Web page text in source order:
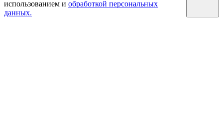
использованием и обработкой персональных
данных.